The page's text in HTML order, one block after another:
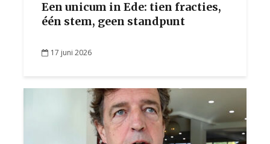
Een unicum in Ede: tien fracties,
één stem, geen standpunt
17 juni 2026